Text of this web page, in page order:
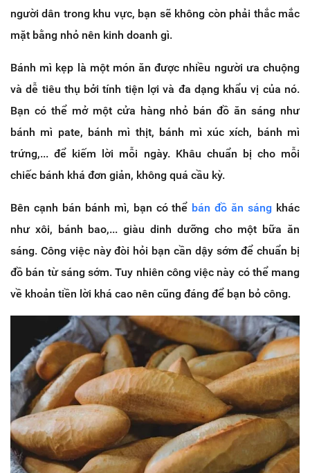
người dân trong khu vực, bạn sẽ không còn phải thắc mắc
mặt bằng nhỏ nên kinh doanh gì.
Bánh mì kẹp là một món ăn được nhiều người ưa chuộng
và dễ tiêu thụ bởi tính tiện lợi và đa dạng khẩu vị của nó.
Bạn có thể mở một cửa hàng nhỏ bán đồ ăn sáng như
bánh mì pate, bánh mì thịt, bánh mì xúc xích, bánh mì
trứng,... để kiếm lời mỗi ngày. Khâu chuẩn bị cho mỗi
chiếc bánh khá đơn giản, không quá cầu kỳ.
Bên cạnh bán bánh mì, bạn có thể bán đồ ăn sáng khác
như xôi, bánh bao,... giàu dinh dưỡng cho một bữa ăn
sáng. Công việc này đòi hỏi bạn cần dậy sớm để chuẩn bị
đồ bán từ sáng sớm. Tuy nhiên công việc này có thể mang
về khoản tiền lời khá cao nên cũng đáng để bạn bỏ công.